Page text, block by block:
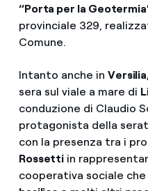
“Porta per la
provinciale 329,
Comune.
Intanto anche in
sera sul viale a mare di
conduzione di Claudio
protagonista della
con la presenza tra i
Rossetti in
cooperativa sociale che